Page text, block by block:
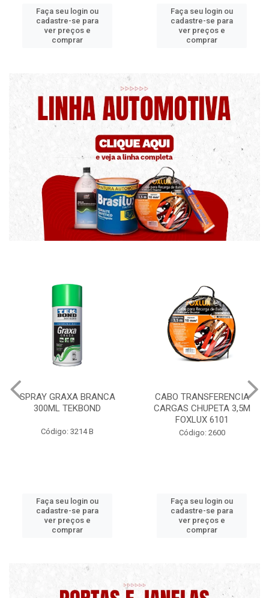
Faça seu login ou
cadastre-se para
ver preços e
comprar
Faça seu login ou
cadastre-se para
ver preços e
comprar
CABO TRANSFERENCIA
CARGAS CHUPETA 3,5M
Código: 2600
Faça seu login ou
cadastre-se para
ver preços e
comprar
CHAVE DE RODA TIPO CRUZ
17X19X21X23 FOX 4513
Código: 2628
Faça seu login ou
cadastre-se para
ver preços e
comprar